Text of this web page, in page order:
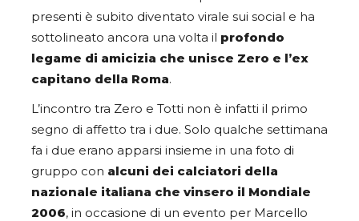
presenti è subito diventato virale sui social e ha
sottolineato ancora una volta il profondo
legame di amicizia che unisce Zero e l’ex
capitano della Roma.
L’incontro tra Zero e Totti non è infatti il primo
segno di affetto tra i due. Solo qualche settimana
fa i due erano apparsi insieme in una foto di
gruppo con alcuni dei calciatori della
nazionale italiana che vinsero il Mondiale
2006, in occasione di un evento per Marcello